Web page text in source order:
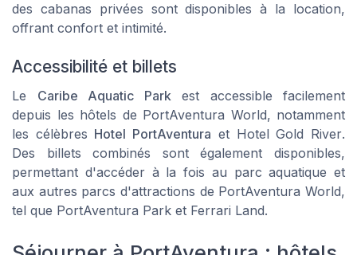
des cabanas privées sont disponibles à la location,
offrant confort et intimité.
Accessibilité et billets
Le Caribe Aquatic Park est accessible facilement
depuis les hôtels de PortAventura World, notamment
les célèbres Hotel PortAventura et Hotel Gold River.
Des billets combinés sont également disponibles,
permettant d'accéder à la fois au parc aquatique et
aux autres parcs d'attractions de PortAventura World,
tel que PortAventura Park et Ferrari Land.